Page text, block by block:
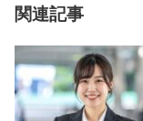
関連記事